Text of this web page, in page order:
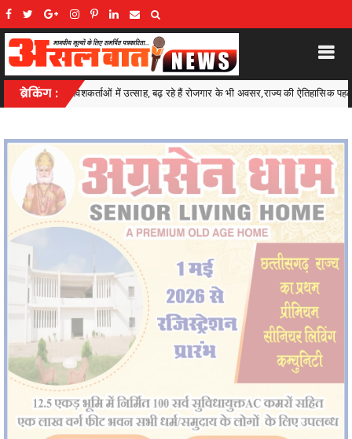
ब्रेकिंग :
के भी अवसर,राज्य की ऐतिहासिक पहल Kawardha अवैध शराब के कारोबार